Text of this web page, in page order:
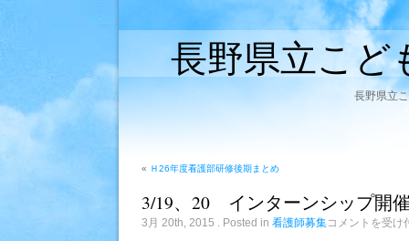
長野県立こど
長野県立
« Ｈ26年度看護部研修後期まとめ
3/19、20 インターンシップ開
3月 20th, 2015 . Posted in 看護師募集3/19、
コメントを受け